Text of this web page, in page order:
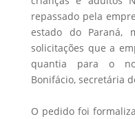
repassado pela
estado do Paraná,
solicitações que a
quantia para o
Bonifácio, secretária
O pedido foi